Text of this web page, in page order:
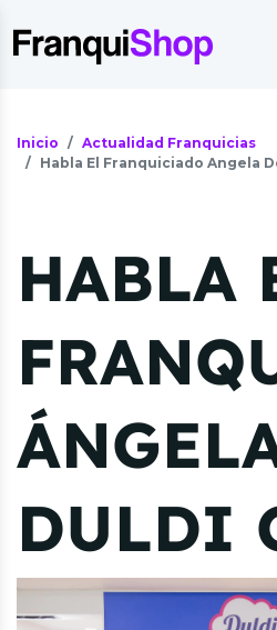
Inicio
Actualidad Franquicias
Habla El Franquiciado Angela
HABLA
DULDI